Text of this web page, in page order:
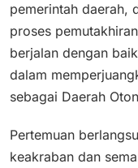
pemerintah daerah,
proses
berjalan dengan
dalam
sebagai Daerah
Pertemuan
keakraban dan